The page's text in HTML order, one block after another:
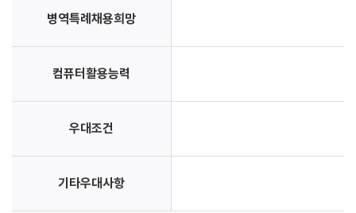
병역특례채용희망
컴퓨터활용능력
우대조건
기타우대사항